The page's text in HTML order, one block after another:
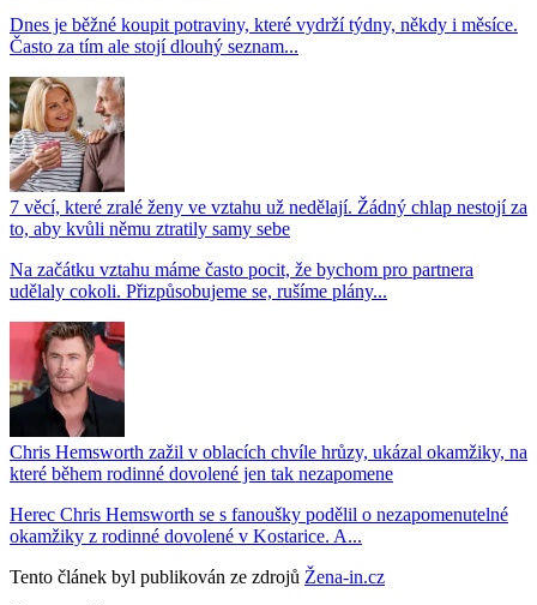
Dnes je běžné koupit potraviny, které vydrží týdny, někdy i měsíce.
Často za tím ale stojí dlouhý seznam...
7 věcí, které zralé ženy ve vztahu už nedělají. Žádný chlap nestojí za
to, aby kvůli němu ztratily samy sebe
Na začátku vztahu máme často pocit, že bychom pro partnera
udělaly cokoli. Přizpůsobujeme se, rušíme plány...
Chris Hemsworth zažil v oblacích chvíle hrůzy, ukázal okamžiky, na
které během rodinné dovolené jen tak nezapomene
Herec Chris Hemsworth se s fanoušky podělil o nezapomenutelné
okamžiky z rodinné dovolené v Kostarice. A...
Tento článek byl publikován ze zdrojů Žena-in.cz